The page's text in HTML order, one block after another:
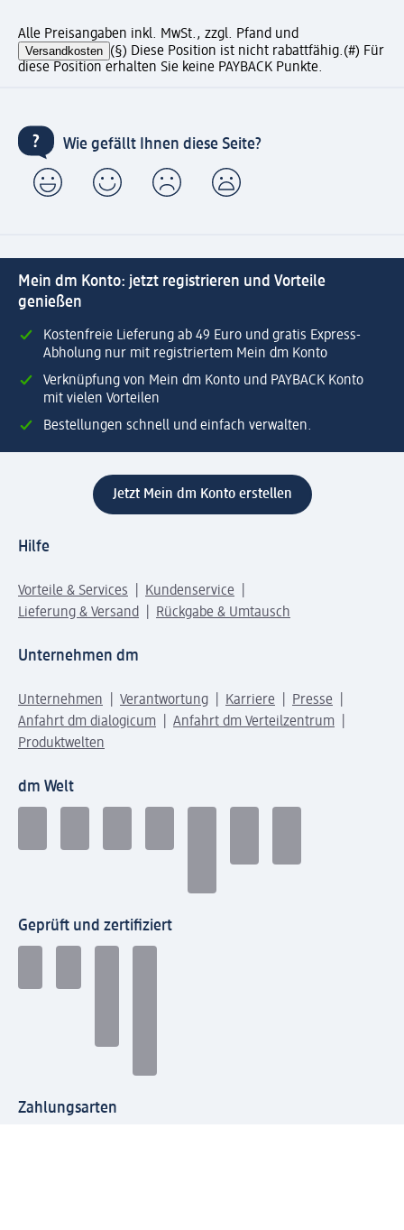
Alle Preisangaben inkl. MwSt., zzgl. Pfand und
Versandkosten (§) Diese Position ist nicht rabattfähig.(#) Für
diese Position erhalten Sie keine PAYBACK Punkte.
Wie gefällt Ihnen diese Seite?
Mein dm Konto: jetzt registrieren und Vorteile
genießen
Kostenfreie Lieferung ab 49 Euro und gratis Express-
Abholung nur mit registriertem Mein dm Konto
Verknüpfung von Mein dm Konto und PAYBACK Konto
mit vielen Vorteilen
Bestellungen schnell und einfach verwalten.
Jetzt Mein dm Konto erstellen
Hilfe
Vorteile & Services
Kundenservice
Lieferung & Versand
Rückgabe & Umtausch
Unternehmen dm
Unternehmen Verantwortung Karriere
Presse
Anfahrt dm dialogicum
Anfahrt dm Verteilzentrum
Produktwelten
dm Welt
Geprüft und zertifiziert
Zahlungsarten